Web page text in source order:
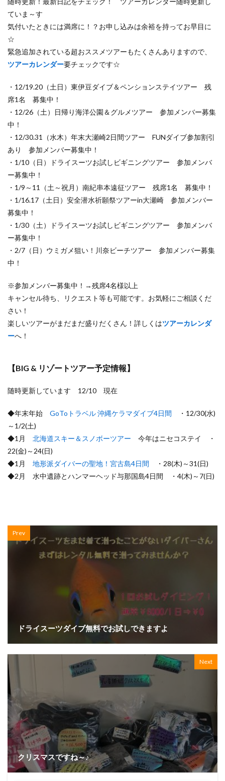
ていま～す
気付いたときには満席に！？お申し込みは余裕を持ってお早目に
☆
緊急追加されている超おススメツアーもたくさんありますので、
ツアーカレンダー要チェックです☆
・12/19.20（土日）東伊豆ダイブ＆ペンションステイツアー 残
席1名 募集中！
・12/26（土）日帰り海洋公園＆グルメツアー 参加メンバー募集
中！
・12/30.31（水木）年末大瀬崎2日間ツアー FUNダイブ参加割引
あり 参加メンバー募集中！
・1/10（日）ドライスーツお試しビギニングツアー 参加メンバ
ー募集中！
・1/9～11（土～祝月）南紀串本遠征ツアー 残席1名 募集中！
・1/16.17（土日）安全潜水祈願祭ツアーin大瀬崎 参加メンバー
募集中！
・1/30（土）ドライスーツお試しビギニングツアー 参加メンバ
ー募集中！
・2/7（日）ウミガメ狙い！川奈ビーチツアー 参加メンバー募集
中！
※参加メンバー募集中！→残席4名様以上
キャンセル待ち、リクエスト等も可能です。お気軽にご相談くだ
さい！
楽しいツアーがまだまだ盛りだくさん！詳しくはツアーカレンダ
ーへ！
【BIG & リゾートツアー予定情報】
随時更新しています 12/10 現在
◆年末年始 GoToトラベル 沖縄ケラマダイブ4日間 ・12/30(水)
～1/2(土)
◆1月 北海道スキー＆スノボーツアー 今年はニセコステイ ・
22(金)～24(日)
◆1月 地形派ダイバーの聖地！宮古島4日間 ・28(木)～31(日)
◆2月 水中遺跡とハンマーヘッド与那国島4日間 ・4(木)～7(日)
Prev
ドライスーツダイブ無料でお試しできますよ
Next
クリスマスですね～♪